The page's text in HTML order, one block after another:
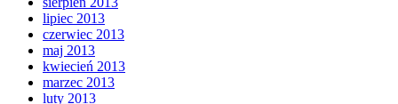
lipiec 2013
czerwiec 2013
maj 2013
kwiecień 2013
marzec 2013
luty 2013